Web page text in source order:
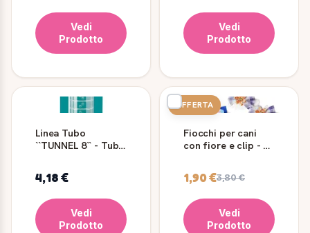
Vedi
Prodotto
Vedi
Prodotto
Linea Tubo
``TUNNEL 8`` - Tubo
- Fpi 4808
4,18 €
Vedi
Prodotto
OFFERTA
Fiocchi per cani
con fiore e clip - 2
1,90 €3,80 €
Vedi
Prodotto